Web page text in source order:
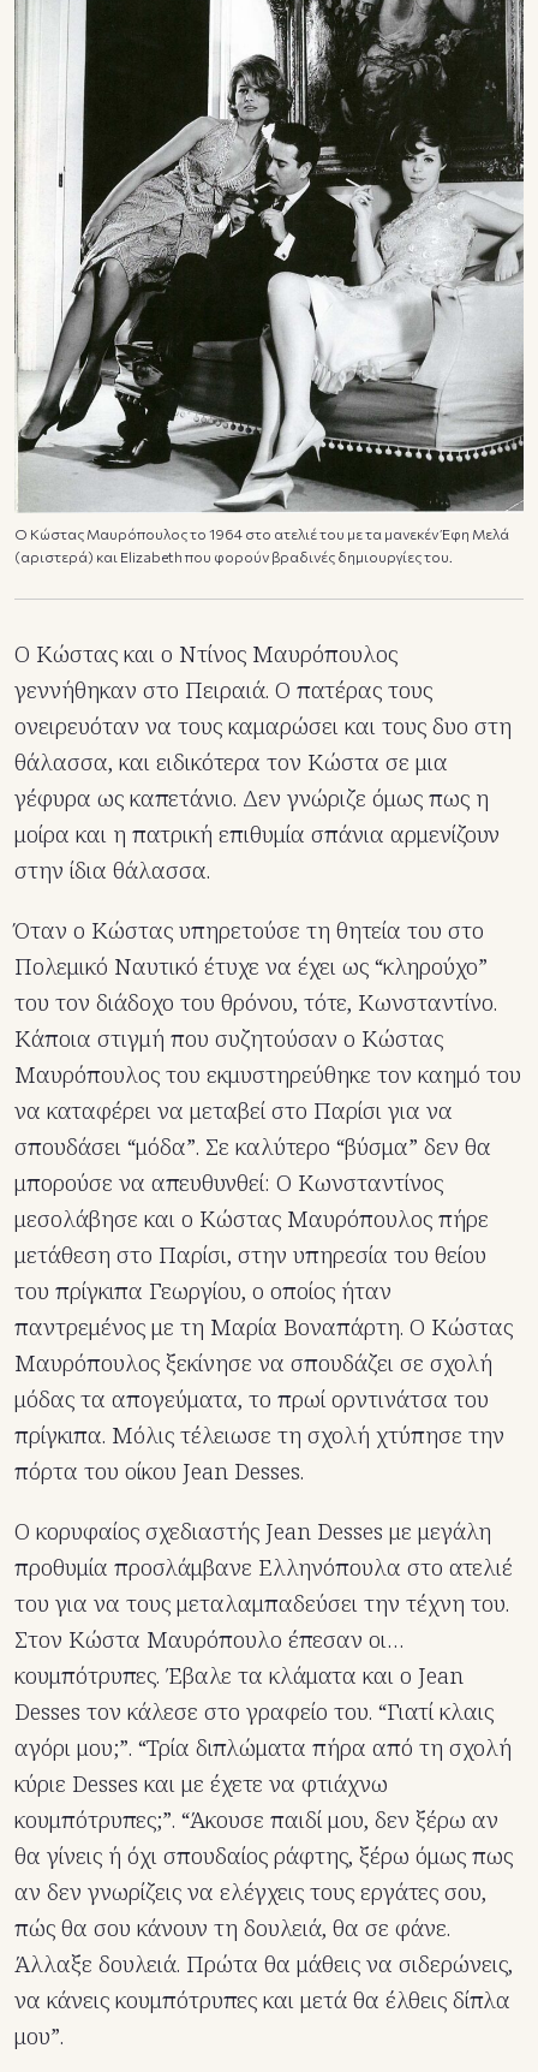
Ο Κώστας Μαυρόπουλος το 1964 στο ατελιέ του με τα μανεκέν Έφη Μελά
(αριστερά) και Elizabeth που φορούν βραδινές δημιουργίες του.
Ο Κώστας και ο Ντίνος Μαυρόπουλος
γεννήθηκαν στο Πειραιά. Ο πατέρας τους
ονειρευόταν να τους καμαρώσει και τους δυο στη
θάλασσα, και ειδικότερα τον Κώστα σε μια
γέφυρα ως καπετάνιο. Δεν γνώριζε όμως πως η
μοίρα και η πατρική επιθυμία σπάνια αρμενίζουν
στην ίδια θάλασσα.
Όταν ο Κώστας υπηρετούσε τη θητεία του στο
Πολεμικό Ναυτικό έτυχε να έχει ως “κληρούχο”
του τον διάδοχο του θρόνου, τότε, Κωνσταντίνο.
Κάποια στιγμή που συζητούσαν ο Κώστας
Μαυρόπουλος του εκμυστηρεύθηκε τον καημό του
να καταφέρει να μεταβεί στο Παρίσι για να
σπουδάσει “μόδα”. Σε καλύτερο “βύσμα” δεν θα
μπορούσε να απευθυνθεί: Ο Κωνσταντίνος
μεσολάβησε και ο Κώστας Μαυρόπουλος πήρε
μετάθεση στο Παρίσι, στην υπηρεσία του θείου
του πρίγκιπα Γεωργίου, ο οποίος ήταν
παντρεμένος με τη Μαρία Βοναπάρτη. Ο Κώστας
Μαυρόπουλος ξεκίνησε να σπουδάζει σε σχολή
μόδας τα απογεύματα, το πρωί ορντινάτσα του
πρίγκιπα. Μόλις τέλειωσε τη σχολή χτύπησε την
πόρτα του οίκου Jean Desses.
O κορυφαίος σχεδιαστής Jean Desses με μεγάλη
προθυμία προσλάμβανε Ελληνόπουλα στο ατελιέ
του για να τους μεταλαμπαδεύσει την τέχνη του.
Στον Κώστα Μαυρόπουλο έπεσαν οι…
κουμπότρυπες. Έβαλε τα κλάματα και ο Jean
Desses τον κάλεσε στο γραφείο του. “Γιατί κλαις
αγόρι μου;”. “Τρία διπλώματα πήρα από τη σχολή
κύριε Desses και με έχετε να φτιάχνω
κουμπότρυπες;”. “Άκουσε παιδί μου, δεν ξέρω αν
θα γίνεις ή όχι σπουδαίος ράφτης, ξέρω όμως πως
αν δεν γνωρίζεις να ελέγχεις τους εργάτες σου,
πώς θα σου κάνουν τη δουλειά, θα σε φάνε.
Άλλαξε δουλειά. Πρώτα θα μάθεις να σιδερώνεις,
να κάνεις κουμπότρυπες και μετά θα έλθεις δίπλα
μου”.